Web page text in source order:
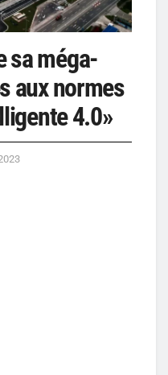
sa méga-
aux normes
4.0»